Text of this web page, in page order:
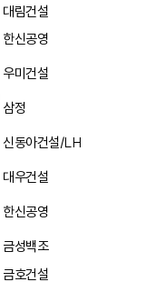
대림건설
한신공영
우미건설
삼정
신동아건설/LH
대우건설
한신공영
금성백조
금호건설